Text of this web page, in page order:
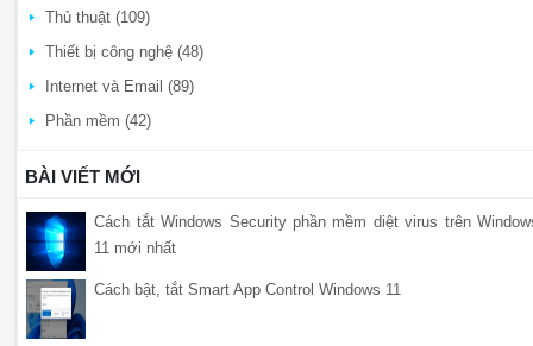
Thủ thuật (109)
Thiết bị công nghệ (48)
Internet và Email (89)
Phần mềm (42)
BÀI VIẾT MỚI
Cách tắt Windows Security phần mềm diệt virus trên
11 mới nhất
Cách bật, tắt Smart App Control Windows 11